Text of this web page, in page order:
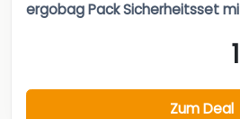
ergobag Pack Sicherheitsset
Zum Deal